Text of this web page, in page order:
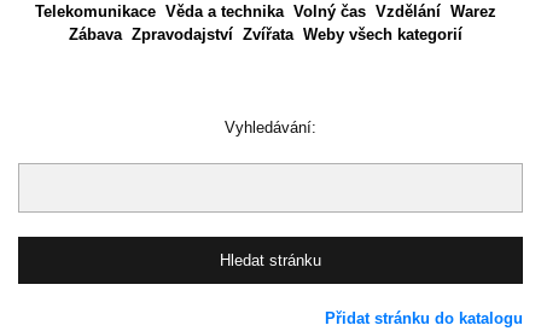
Telekomunikace Věda a technika Volný čas Vzdělání Warez
Zábava Zpravodajství Zvířata Weby všech kategorií
Vyhledávání:
Přidat stránku do katalogu